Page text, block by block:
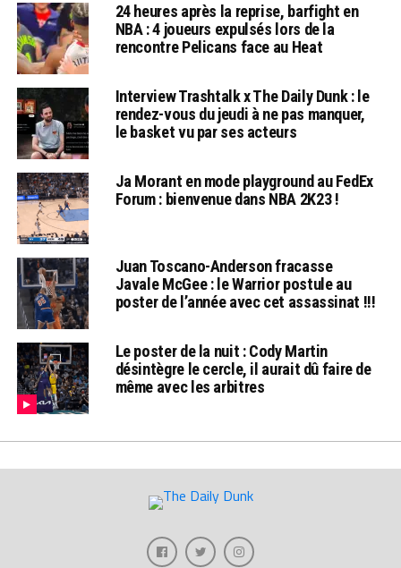
24 heures après la reprise, barfight en
NBA : 4 joueurs expulsés lors de la
rencontre Pelicans face au Heat
Interview Trashtalk x The Daily Dunk : le
rendez-vous du jeudi à ne pas manquer,
le basket vu par ses acteurs
Ja Morant en mode playground au FedEx
Forum : bienvenue dans NBA 2K23 !
Juan Toscano-Anderson fracasse
Javale McGee : le Warrior postule au
poster de l’année avec cet assassinat !!!
Le poster de la nuit : Cody Martin
désintègre le cercle, il aurait dû faire de
même avec les arbitres